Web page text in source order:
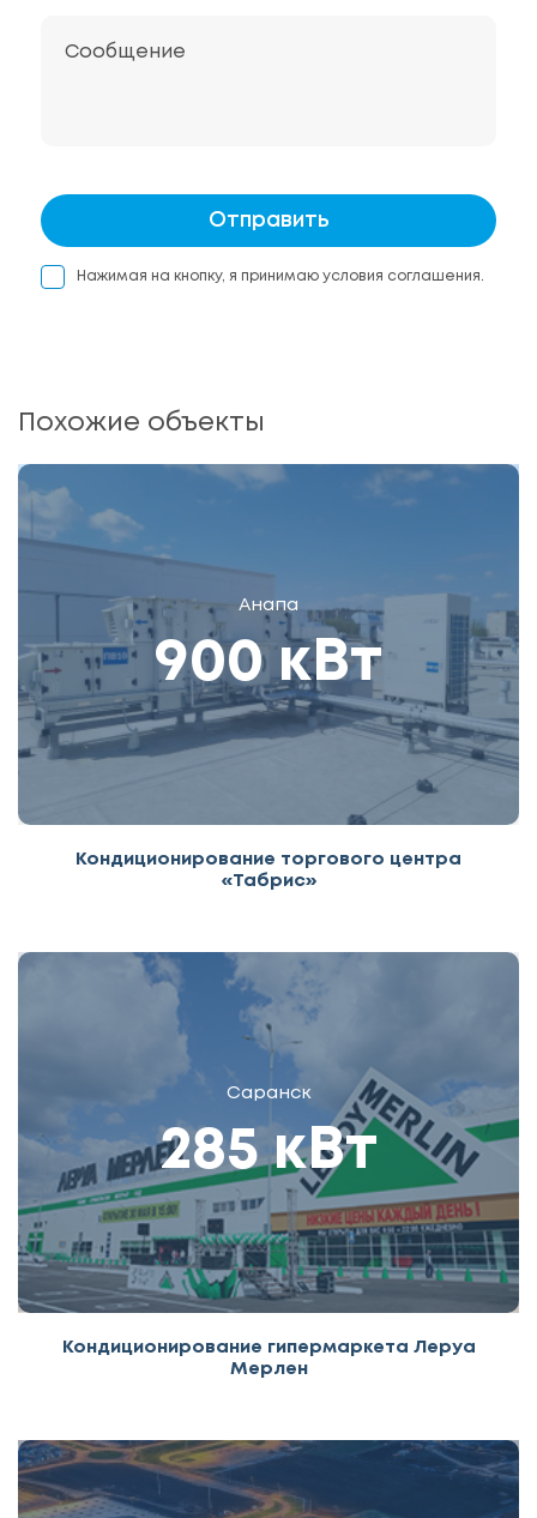
Сообщение
Отправить
Нажимая на кнопку, я принимаю условия соглашения.
Похожие объекты
Анапа
900 кВт
Кондиционирование торгового центра
«Табрис»
Саранск
285 кВт
Кондиционирование гипермаркета Леруа
Мерлен